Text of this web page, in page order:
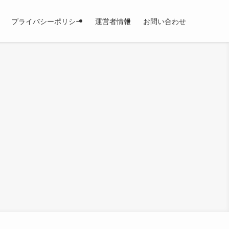
プライバシーポリシー 運営者情報 お問い合わせ